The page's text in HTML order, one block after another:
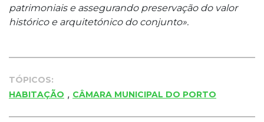
patrimoniais e assegurando preservação do valor
histórico e arquitetónico do conjunto».
TÓPICOS:
HABITAÇÃO , CÂMARA MUNICIPAL DO PORTO